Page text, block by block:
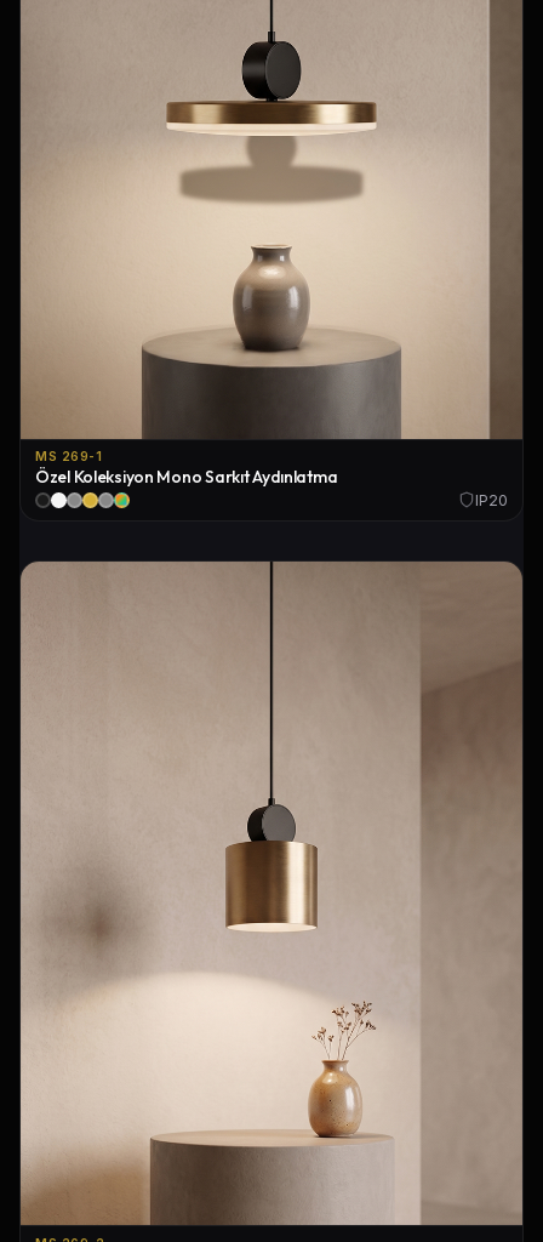
MS 269-1
Özel Koleksiyon Mono Sarkıt Aydınlatma
IP20